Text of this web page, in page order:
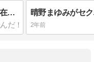
【最新】東出昌大の山小屋どこ？現在住まいの北関東についても調査
2年前